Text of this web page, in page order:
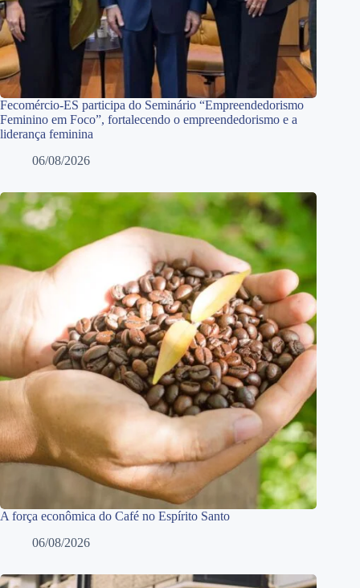
Fecomércio-ES participa do Seminário “Empreendedorismo
Feminino em Foco”, fortalecendo o empreendedorismo e a
liderança feminina
06/08/2026
A força econômica do Café no Espírito Santo
06/08/2026